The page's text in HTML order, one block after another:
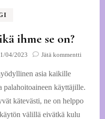
ihme se on?
04/2023 Jätä kommentti
on?
asia kaikille
palahoitoaineen käyttäjille.
kätevästi, ne on helppo
välillä eivätkä kulu